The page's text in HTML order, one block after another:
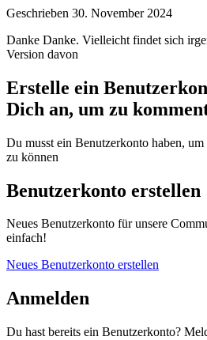
Geschrieben 30. November 2024
Danke Danke. Vielleicht findet sich
Version davon
Erstelle ein
Dich an, um zu
Du musst ein Benutzerkonto haben,
zu können
Benutzerkonto erstellen
Neues Benutzerkonto für unsere
einfach!
Neues Benutzerkonto erstellen
Anmelden
Du hast bereits ein Benutzerkonto?